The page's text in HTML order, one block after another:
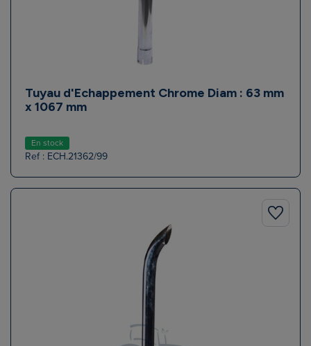
Tuyau d'Echappement Chrome Diam : 63 mm
x 1067 mm
En stock
Ref : ECH.21362/99